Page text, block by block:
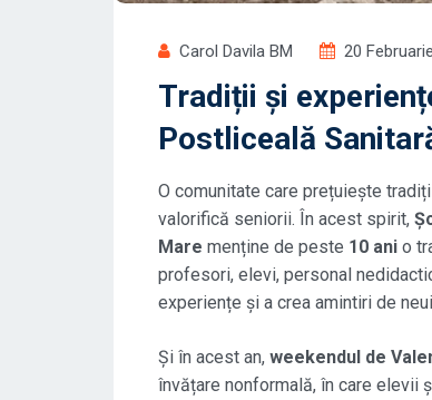
Carol Davila BM 20
Tradiții și
Postliceală
O comunitate care prețuiește
valorifică seniorii. În acest spirit,
Mare menține de peste 10 ani o
profesori, elevi, personal
experiențe și a crea amintiri de
Și în acest an, weekendul de
învățare nonformală, în care elevii